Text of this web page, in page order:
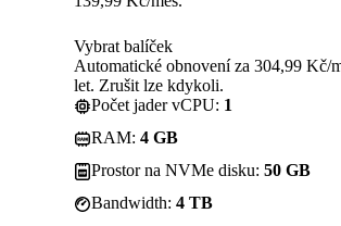
Vybrat balíček
Automatické obnovení za 304,99 Kč/
let. Zrušit lze kdykoli.
Počet jader vCPU: 1
RAM: 4 GB
Prostor na NVMe disku: 50 GB
Bandwidth: 4 TB